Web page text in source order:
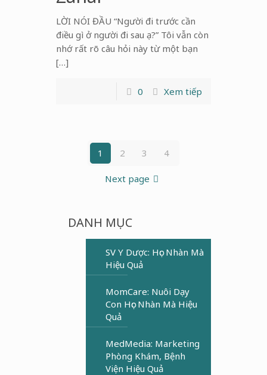
LỜI NÓI ĐẦU “Người đi trước cần
điều gì ở người đi sau ạ?” Tôi vẫn còn
nhớ rất rõ câu hỏi này từ một bạn
[…]
0 Xem tiếp
1 2 3 4
Next page
DANH MỤC
SV Y Dược: Học Nhàn Mà
Hiệu Quả
MomCare: Nuôi Dạy
Con Học Nhàn Mà Hiệu
Quả
MedMedia: Marketing
Phòng Khám, Bệnh
Viện Hiệu Quả